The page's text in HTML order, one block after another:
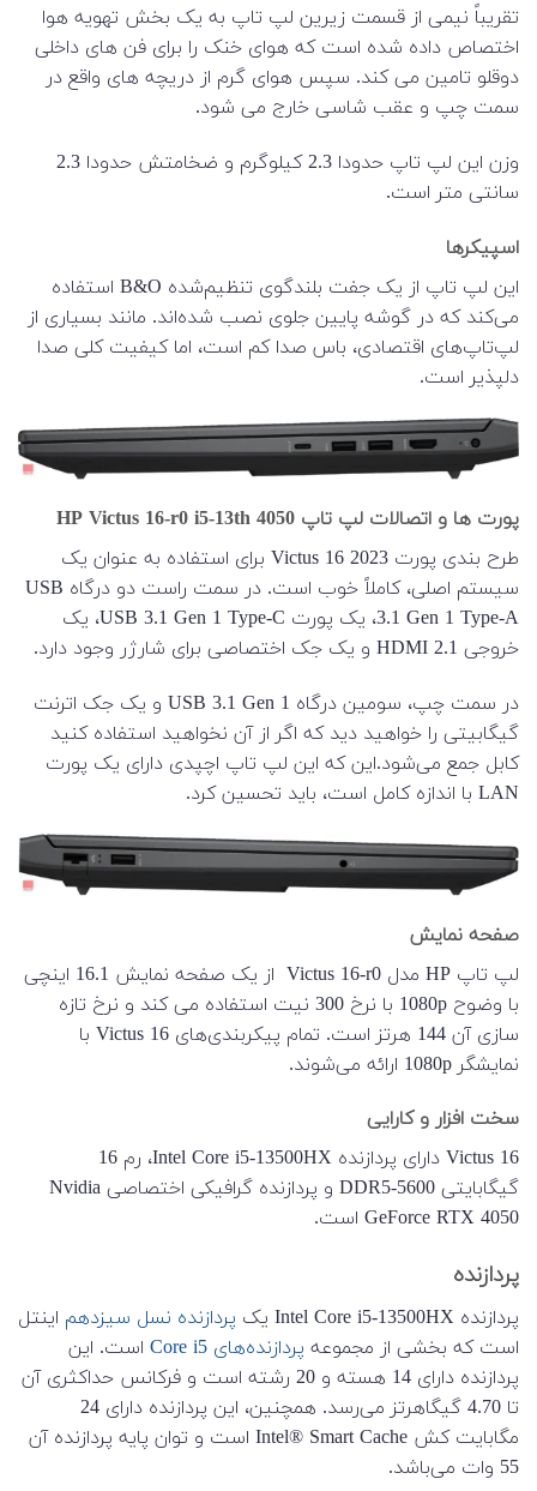
تقریباً نیمی از قسمت زیرین لپ تاپ به یک بخش تهویه هوا
اختصاص داده شده است که هوای خنک را برای فن های داخلی
دوقلو تامین می کند. سپس هوای گرم از دریچه های واقع در
سمت چپ و عقب شاسی خارج می شود.
وزن این لپ تاپ حدودا 2.3 کیلوگرم و ضخامتش حدودا 2.3
سانتی متر است.
اسپیکرها
این لپ تاپ از یک جفت بلندگوی تنظیم‌شده B&O استفاده
می‌کند که در گوشه پایین جلوی نصب شده‌اند. مانند بسیاری از
لپ‌تاپ‌های اقتصادی، باس صدا کم است، اما کیفیت کلی صدا
دلپذیر است.
پورت ها و اتصالات لپ تاپ HP Victus 16-r0 i5-13th 4050
طرح بندی پورت 2023 Victus 16 برای استفاده به عنوان یک
سیستم اصلی، کاملاً خوب است. در سمت راست دو درگاه USB
3.1 Gen 1 Type-A، یک پورت USB 3.1 Gen 1 Type-C، یک
خروجی HDMI 2.1 و یک جک اختصاصی برای شارژر وجود دارد.
در سمت چپ، سومین درگاه USB 3.1 Gen 1 و یک جک اترنت
گیگابیتی را خواهید دید که اگر از آن نخواهید استفاده کنید
کابل جمع می‌شود.این که این لپ تاپ اچپدی دارای یک پورت
LAN با اندازه کامل است، باید تحسین کرد.
صفحه نمایش
لپ تاپ HP مدل Victus 16-r0 از یک صفحه نمایش 16.1 اینچی
با وضوح 1080p با نرخ 300 نیت استفاده می کند و نرخ تازه
سازی آن 144 هرتز است. تمام پیکربندی‌های Victus 16 با
نمایشگر 1080p ارائه می‌شوند.
سخت افزار و کارایی
Victus 16 دارای پردازنده Intel Core i5-13500HX، رم 16
گیگابایتی DDR5-5600 و پردازنده گرافیکی اختصاصی Nvidia
GeForce RTX 4050 است.
پردازنده
پردازنده Intel Core i5-13500HX یک پردازنده نسل سیزدهم اینتل
است که بخشی از مجموعه پردازنده‌های Core i5
است. این
پردازنده دارای 14 هسته و 20 رشته است و فرکانس حداکثری آن
تا 4.70 گیگاهرتز می‌رسد. همچنین، این پردازنده دارای 24
مگابایت کش Intel® Smart Cache است و توان پایه پردازنده آن
55 وات می‌باشد.